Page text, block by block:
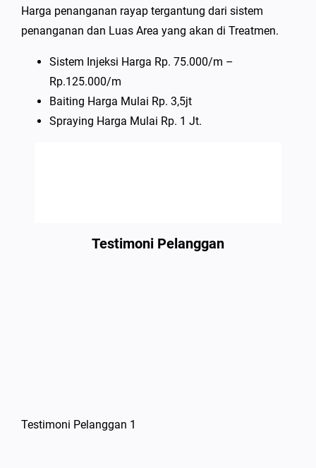
Harga penanganan rayap tergantung dari sistem
penanganan dan Luas Area yang akan di Treatmen.
Sistem Injeksi Harga Rp. 75.000/m –
Rp.125.000/m
Baiting Harga Mulai Rp. 3,5jt
Spraying Harga Mulai Rp. 1 Jt.
Testimoni Pelanggan
Testimoni Pelanggan 1